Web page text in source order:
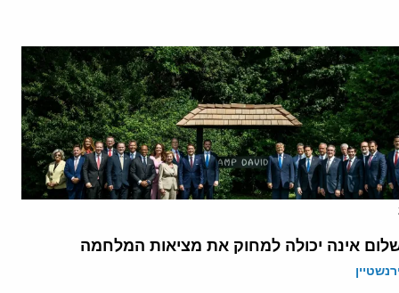
אינה יכולה למחוק את מציאות המלחמה